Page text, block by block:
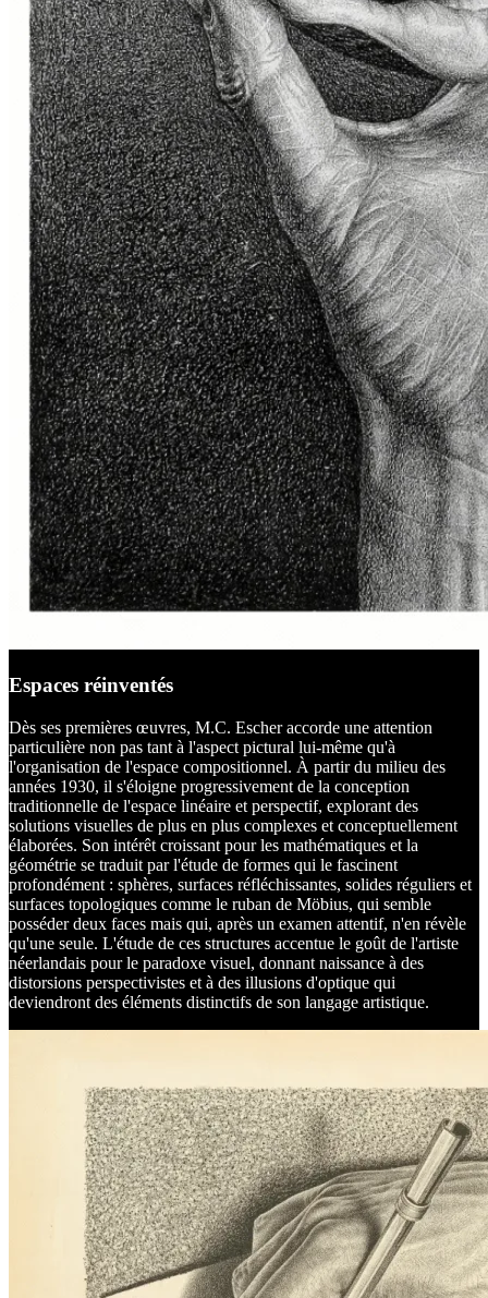
Espaces réinventés
Dès ses premières œuvres, M.C. Escher accorde une attention
particulière non pas tant à l'aspect pictural lui-même qu'à
l'organisation de l'espace compositionnel. À partir du milieu des
années 1930, il s'éloigne progressivement de la conception
traditionnelle de l'espace linéaire et perspectif, explorant des
solutions visuelles de plus en plus complexes et conceptuellement
élaborées. Son intérêt croissant pour les mathématiques et la
géométrie se traduit par l'étude de formes qui le fascinent
profondément : sphères, surfaces réfléchissantes, solides réguliers et
surfaces topologiques comme le ruban de Möbius, qui semble
posséder deux faces mais qui, après un examen attentif, n'en révèle
qu'une seule. L'étude de ces structures accentue le goût de l'artiste
néerlandais pour le paradoxe visuel, donnant naissance à des
distorsions perspectivistes et à des illusions d'optique qui
deviendront des éléments distinctifs de son langage artistique.